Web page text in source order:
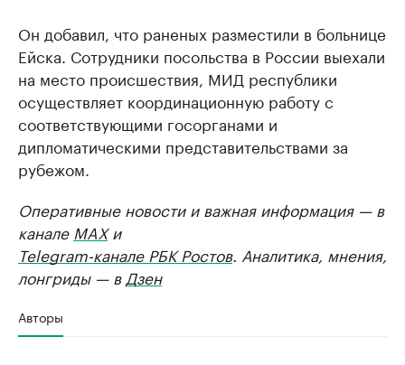
Он добавил, что раненых разместили в больнице
Ейска. Сотрудники посольства в России выехали
на место происшествия, МИД республики
осуществляет координационную работу с
соответствующими госорганами и
дипломатическими представительствами за
рубежом.
Оперативные новости и важная информация — в
канале MAXи
Telegram-канале РБК Ростов. Аналитика, мнения,
лонгриды — в Дзен
Авторы